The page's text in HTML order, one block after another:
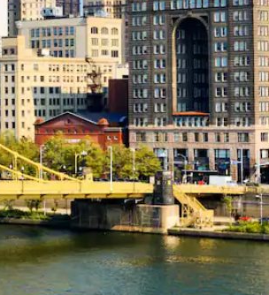
нагоре и надолу или истражувајте со